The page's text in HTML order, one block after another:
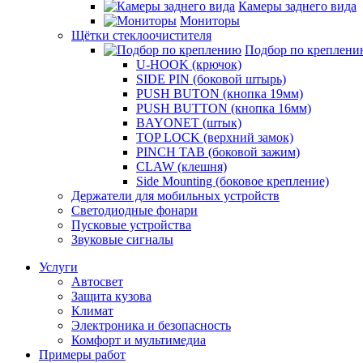
Камеры заднего вида
Мониторы
Щётки стеклоочистителя
Подбор по
U-HOOK (крючок)
SIDE PIN (боковой штырь)
PUSH BUTON (кнопка 19мм)
PUSH BUTTON (кнопка 16мм)
BAYONET (штык)
TOP LOCK (верхний замок)
PINCH TAB (боковой зажим)
CLAW (клешня)
Side Mounting (боковое крепление)
Держатели для мобильных устройств
Светодиодные фонари
Пусковые устройства
Звуковые сигналы
Услуги
Автосвет
Защита кузова
Климат
Электроника и безопасность
Комфорт и мультимедиа
Примеры работ